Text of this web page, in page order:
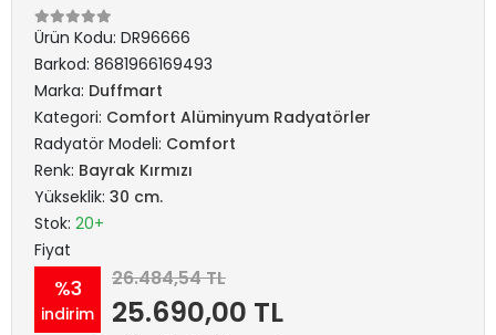
Ürün Kodu: DR96666
Barkod: 8681966169493
Marka: Duffmart
Kategori: Comfort Alüminyum Radyatörler
Radyatör Modeli: Comfort
Renk: Bayrak Kırmızı
Yükseklik: 30 cm.
Stok: 20+
Fiyat
%3
indirim
26.484,54 TL
25.690,00 TL